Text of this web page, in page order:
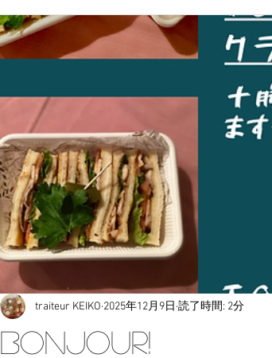
Bonjour!
traiteur KEIKO 2025年12月9日 読了時間: 2分